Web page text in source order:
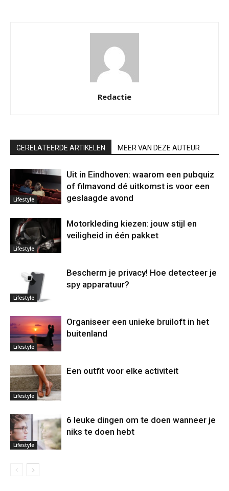
Redactie
GERELATEERDE ARTIKELEN MEER VAN DEZE AUTEUR
Lifestyle
Uit in Eindhoven: waarom een pubquiz
of filmavond dé uitkomst is voor een
geslaagde avond
Lifestyle
Motorkleding kiezen: jouw stijl en
veiligheid in één pakket
Lifestyle
Bescherm je privacy! Hoe detecteer je
spy apparatuur?
Lifestyle
Organiseer een unieke bruiloft in het
buitenland
Lifestyle
Een outfit voor elke activiteit
Lifestyle
6 leuke dingen om te doen wanneer je
niks te doen hebt